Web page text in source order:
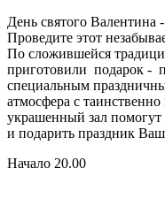
День святого
Проведите этот
По сложившейся
приготовили подарок -
специальным
атмосфера с
украшенный зал помогут
и подарить праздник
Начало 20.00